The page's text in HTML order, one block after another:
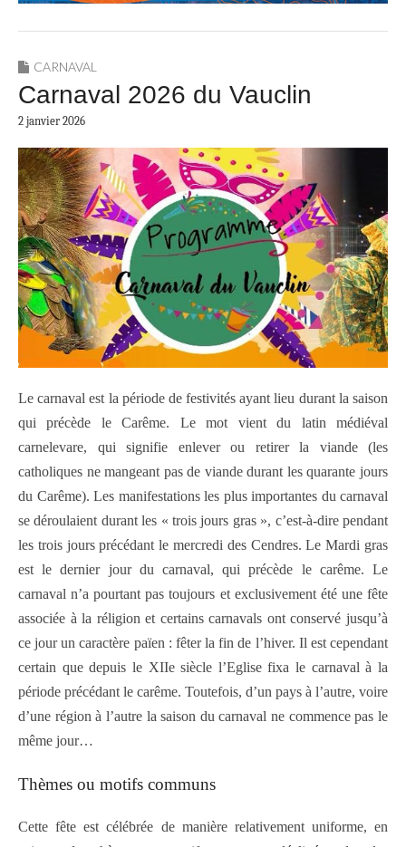
CARNAVAL
Carnaval 2026 du Vauclin
2 janvier 2026
Le carnaval est la période de festivités ayant lieu durant la saison
qui précède le Carême. Le mot vient du latin médiéval
carnelevare, qui signifie enlever ou retirer la viande (les
catholiques ne mangeant pas de viande durant les quarante jours
du Carême). Les manifestations les plus importantes du carnaval
se déroulaient durant les « trois jours gras », c’est-à-dire pendant
les trois jours précédant le mercredi des Cendres. Le Mardi gras
est le dernier jour du carnaval, qui précède le carême. Le
carnaval n’a pourtant pas toujours et exclusivement été une fête
associée à la réligion et certains carnavals ont conservé jusqu’à
ce jour un caractère païen : fêter la fin de l’hiver. Il est cependant
certain que depuis le XIIe siècle l’Eglise fixa le carnaval à la
période précédant le carême. Toutefois, d’un pays à l’autre, voire
d’une région à l’autre la saison du carnaval ne commence pas le
même jour…
Thèmes ou motifs communs
Cette fête est célébrée de manière relativement uniforme, en